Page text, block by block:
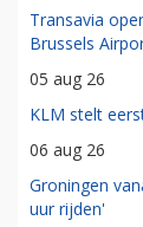
Transavia
Brussels
05 aug 26
KLM stelt
06 aug 26
Groningen
uur rijden'